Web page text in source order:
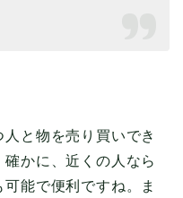
と物を売り買いでき
かに、近くの人なら
能で便利ですね。ま